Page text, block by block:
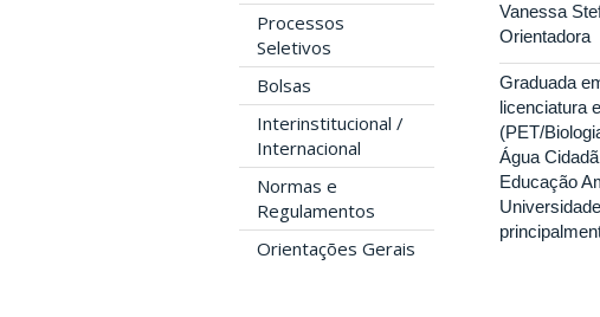
Processos
Seletivos
Bolsas
Interinstitucional /
Internacional
Normas e
Regulamentos
Orientações Gerais
Vanessa
Orientadora
Graduada
licenciatura
(PET/
Água
Educação